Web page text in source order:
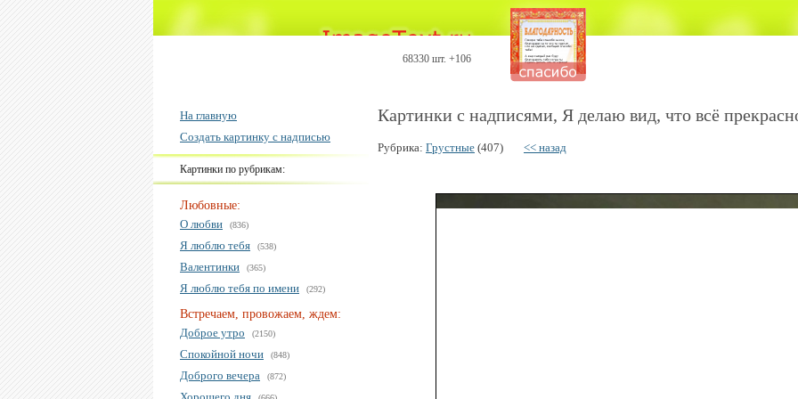
68330 шт. +106
На главную
Создать картинку с надписью
Картинки по рубрикам:
Любовные:
О любви
(836)
Я люблю тебя (538)
Валентинки (365)
Я люблю тебя по имени (292)
Встречаем, провожаем, ждем:
Доброе утро
(2150)
Спокойной ночи (848)
Доброго вечера (872)
Картинки с надписями, Я делаю вид, что всё
Рубрика: Грустные (407) << назад